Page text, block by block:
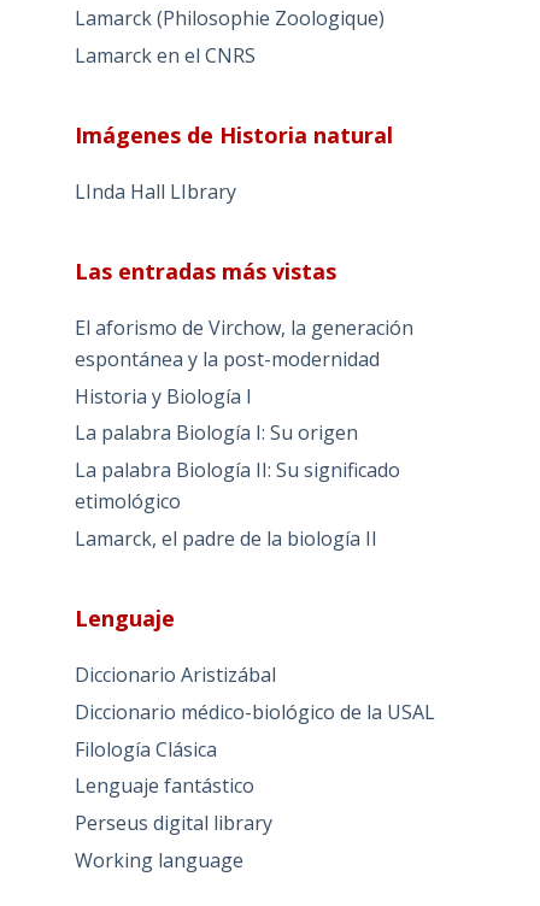
Evolución
Historia Natural
Aldrovandi. Il teatro della natura
Buffon en el CNRS
Lamarck (Philosophie Zoologique)
Lamarck en el CNRS
Imágenes de Historia natural
LInda Hall LIbrary
El aforismo de Virchow, la generación
espontánea y la post-modernidad
La palabra Biología II: Su significado
etimológico
Lamarck, el padre de la biología II